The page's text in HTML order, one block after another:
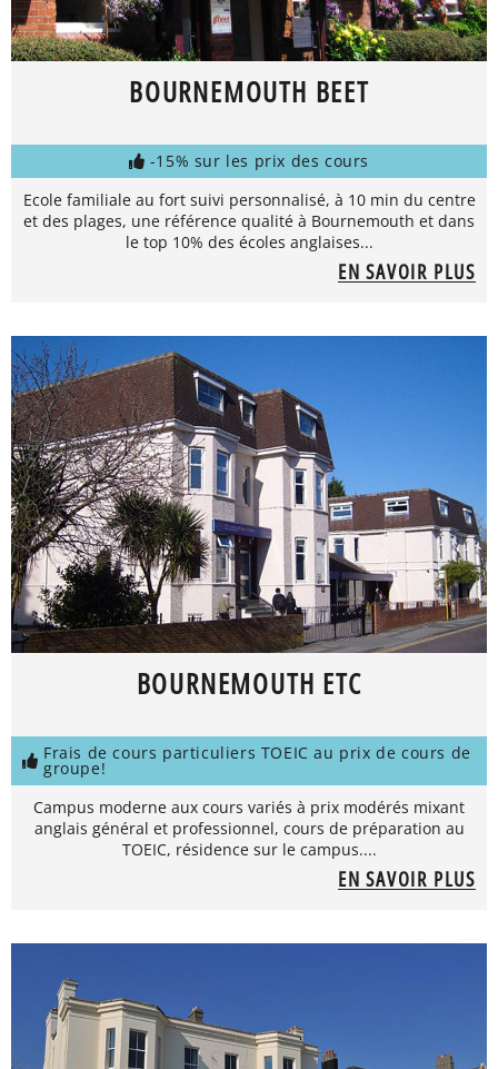
BOURNEMOUTH BEET
-15% sur les prix des cours
Ecole familiale au fort suivi personnalisé, à 10 min du centre
et des plages, une référence qualité à Bournemouth et dans
le top 10% des écoles anglaises...
EN SAVOIR PLUS
BOURNEMOUTH ETC
Frais de cours particuliers TOEIC au prix de cours de
groupe!
Campus moderne aux cours variés à prix modérés mixant
anglais général et professionnel, cours de préparation au
TOEIC, résidence sur le campus....
EN SAVOIR PLUS